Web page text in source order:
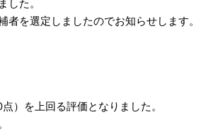
た。
を選定しましたのでお知らせします。
）を上回る評価となりました。